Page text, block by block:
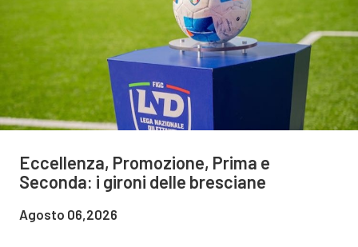
Eccellenza, Promozione, Prima e
Seconda: i gironi delle bresciane
Agosto 06,2026